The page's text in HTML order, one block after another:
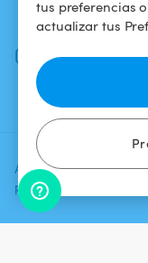
tus preferencias
actualizar tus
Agrega una fecha y
para ver el precio
Facebook
Instagram